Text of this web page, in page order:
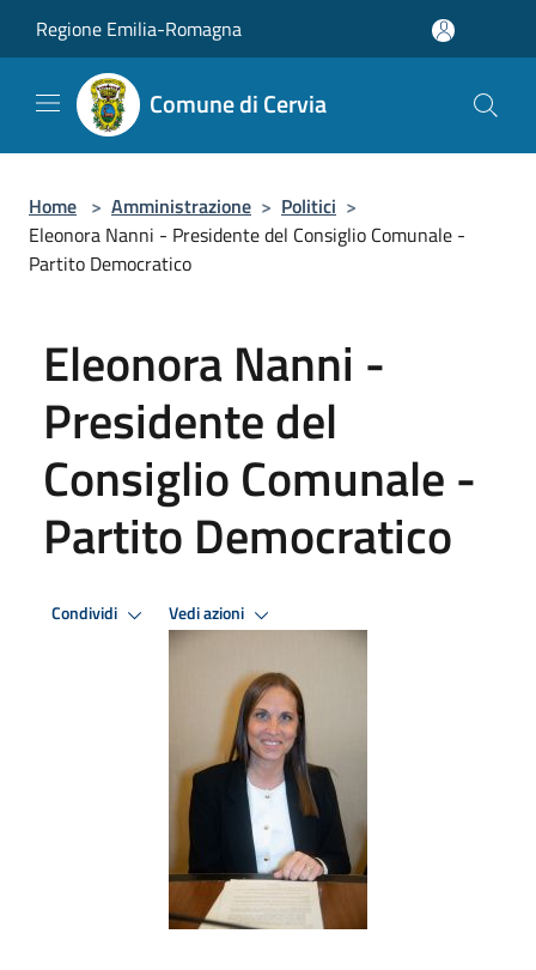
Regione Emilia-Romagna
Comune di Cervia
Home > Amministrazione > Politici >
Eleonora Nanni - Presidente del Consiglio Comunale -
Partito Democratico
Eleonora Nanni -
Presidente del
Consiglio Comunale -
Partito Democratico
Condividi Vedi azioni